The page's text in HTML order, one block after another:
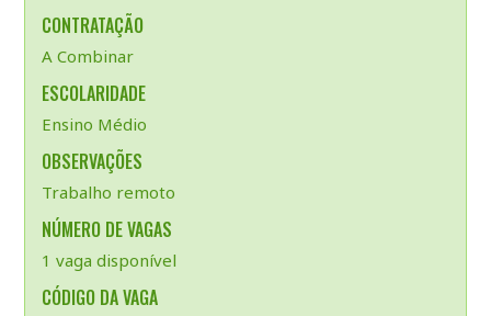
CONTRATAÇÃO
A Combinar
ESCOLARIDADE
Ensino Médio
OBSERVAÇÕES
Trabalho remoto
NÚMERO DE VAGAS
1 vaga disponível
CÓDIGO DA VAGA